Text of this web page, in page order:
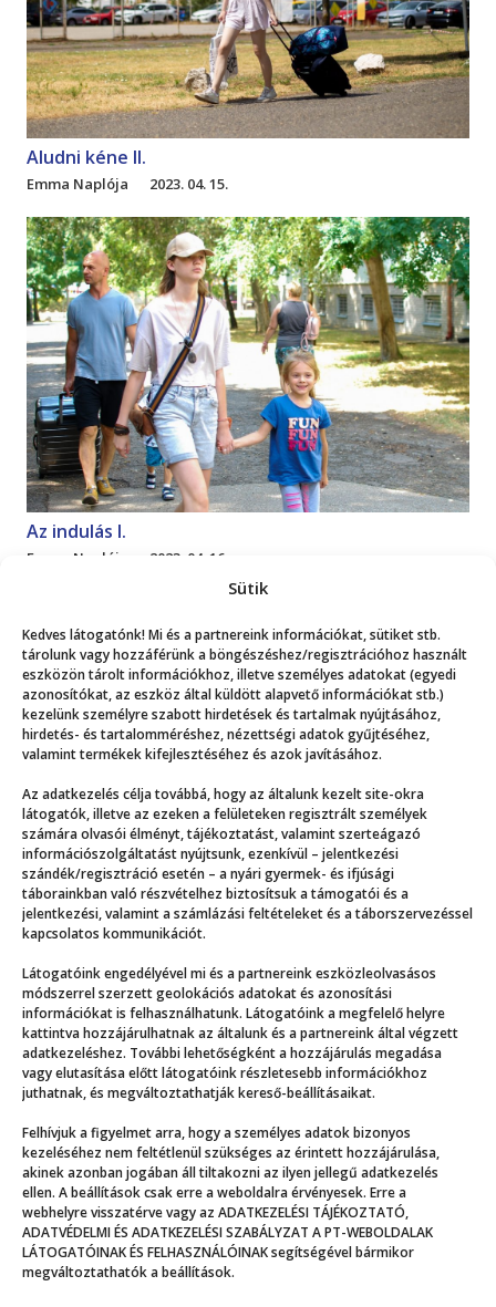
Sütik
Kedves látogatónk! Mi és a partnereink információkat, sütiket stb.
tárolunk vagy hozzáférünk a böngészéshez/regisztrációhoz használt
eszközön tárolt információkhoz, illetve személyes adatokat (egyedi
azonosítókat, az eszköz által küldött alapvető információkat stb.)
kezelünk személyre szabott hirdetések és tartalmak nyújtásához,
hirdetés- és tartalomméréshez, nézettségi adatok gyűjtéséhez,
valamint termékek kifejlesztéséhez és azok javításához.
Az adatkezelés célja továbbá, hogy az általunk kezelt site-okra
látogatók, illetve az ezeken a felületeken regisztrált személyek
számára olvasói élményt, tájékoztatást, valamint szerteágazó
információszolgáltatást nyújtsunk, ezenkívül – jelentkezési
szándék/regisztráció esetén – a nyári gyermek- és ifjúsági
táborainkban való részvételhez biztosítsuk a támogatói és a
jelentkezési, valamint a számlázási feltételeket és a táborszervezéssel
kapcsolatos kommunikációt.
Látogatóink engedélyével mi és a partnereink eszközleolvasásos
módszerrel szerzett geolokációs adatokat és azonosítási
információkat is felhasználhatunk. Látogatóink a megfelelő helyre
kattintva hozzájárulhatnak az általunk és a partnereink által végzett
adatkezeléshez. További lehetőségként a hozzájárulás megadása
vagy elutasítása előtt látogatóink részletesebb információkhoz
juthatnak, és megváltoztathatják kereső-beállításaikat.
Felhívjuk a figyelmet arra, hogy a személyes adatok bizonyos
kezeléséhez nem feltétlenül szükséges az érintett hozzájárulása,
akinek azonban jogában áll tiltakozni az ilyen jellegű adatkezelés
ellen. A beállítások csak erre a weboldalra érvényesek. Erre a
webhelyre visszatérve vagy az ADATKEZELÉSI TÁJÉKOZTATÓ,
ADATVÉDELMI ÉS ADATKEZELÉSI SZABÁLYZAT A PT-WEBOLDALAK
LÁTOGATÓINAK ÉS FELHASZNÁLÓINAK segítségével bármikor
megváltoztathatók a beállítások.
Aludni kéne II.
Emma Naplója 2023. 04. 15.
Az indulás I.
Emma Naplója 2023. 04. 16.
Még több
Apa tábori története I.